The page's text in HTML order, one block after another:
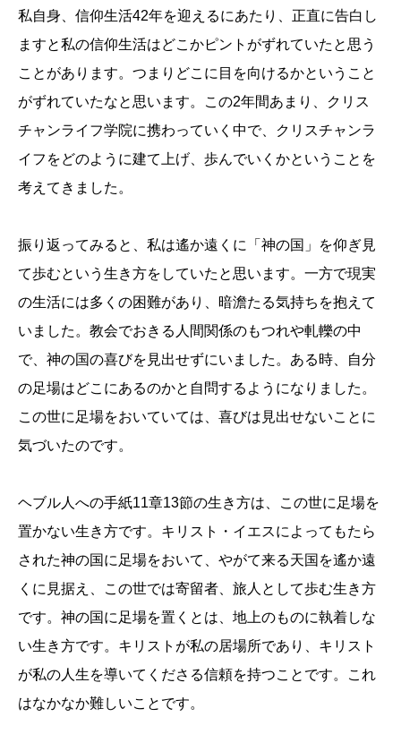
私自身、信仰生活42年を迎えるにあたり、正直に告白し
ますと私の信仰生活はどこかピントがずれていたと思う
ことがあります。つまりどこに目を向けるかということ
がずれていたなと思います。この2年間あまり、クリス
チャンライフ学院に携わっていく中で、クリスチャンラ
イフをどのように建て上げ、歩んでいくかということを
考えてきました。
振り返ってみると、私は遙か遠くに「神の国」を仰ぎ見
て歩むという生き方をしていたと思います。一方で現実
の生活には多くの困難があり、暗澹たる気持ちを抱えて
いました。教会でおきる人間関係のもつれや軋轢の中
で、神の国の喜びを見出せずにいました。ある時、自分
の足場はどこにあるのかと自問するようになりました。
この世に足場をおいていては、喜びは見出せないことに
気づいたのです。
ヘブル人への手紙11章13節の生き方は、この世に足場を
置かない生き方です。キリスト・イエスによってもたら
された神の国に足場をおいて、やがて来る天国を遙か遠
くに見据え、この世では寄留者、旅人として歩む生き方
です。神の国に足場を置くとは、地上のものに執着しな
い生き方です。キリストが私の居場所であり、キリスト
が私の人生を導いてくださる信頼を持つことです。これ
はなかなか難しいことです。